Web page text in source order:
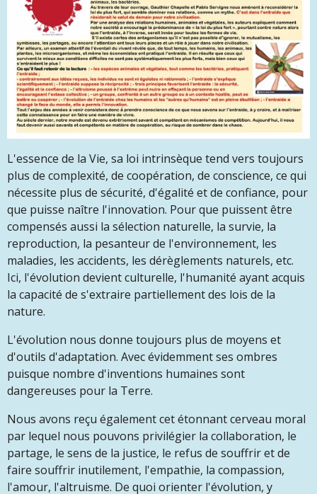
L'essence de la Vie, sa loi intrinsèque tend vers toujours
plus de complexité, de coopération, de conscience, ce qui
nécessite plus de sécurité, d'égalité et de confiance, pour
que puisse naître l'innovation. Pour que puissent être
compensés aussi la sélection naturelle, la survie, la
reproduction, la pesanteur de l'environnement, les
maladies, les accidents, les dérèglements naturels, etc.
Ici, l'évolution devient culturelle, l'humanité ayant acquis
la capacité de s'extraire partiellement des lois de la
nature.
L'évolution nous donne toujours plus de moyens et
d'outils d'adaptation. Avec évidemment ses ombres
puisque nombre d'inventions humaines sont
dangereuses pour la Terre.
Nous avons reçu également cet étonnant cerveau moral
par lequel nous pouvons privilégier la collaboration, le
partage, le sens de la justice, le refus de souffrir et de
faire souffrir inutilement, l'empathie, la compassion,
l'amour, l'altruisme. De quoi orienter l'évolution, y